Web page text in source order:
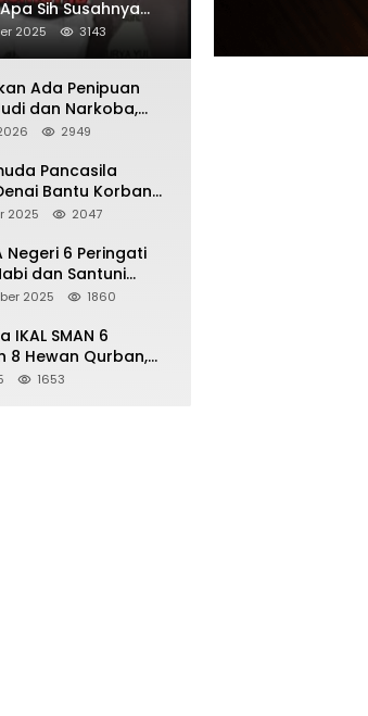
Sih Susahnya
Martono
2025 3143
Ada Penipuan
dan Narkoba,
Sebut Hoax
2949
Pancasila
Bantu Korban
Kelurahan
2025 2047
Negeri 6 Peringati
dan Santuni
Anak Alumni
2025 1860
IKAL SMAN 6
8 Hewan Qurban,
Guru dan ASN
1653